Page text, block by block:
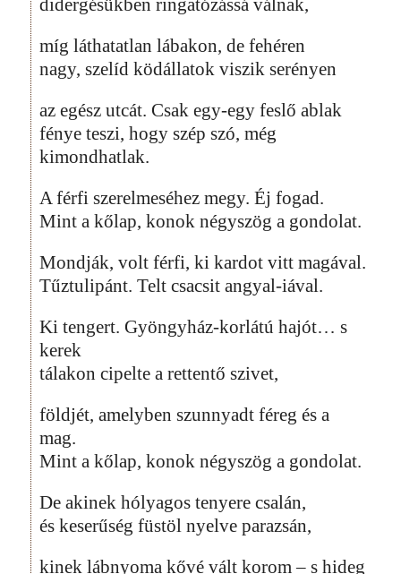
didergésükben ringatózássá válnak,
míg láthatatlan lábakon, de fehéren
nagy, szelíd ködállatok viszik serényen
az egész utcát. Csak egy-egy feslő ablak
fénye teszi, hogy szép szó, még
kimondhatlak.
A férfi szerelmeséhez megy. Éj fogad.
Mint a kőlap, konok négyszög a gondolat.
Mondják, volt férfi, ki kardot vitt magával.
Tűztulipánt. Telt csacsit angyal-iával.
Ki tengert. Gyöngyház-korlátú hajót… s
kerek
tálakon cipelte a rettentő szivet,
földjét, amelyben szunnyadt féreg és a
mag.
Mint a kőlap, konok négyszög a gondolat.
De akinek hólyagos tenyere csalán,
és keserűség füstöl nyelve parazsán,
kinek lábnyoma kővé vált korom – s hideg